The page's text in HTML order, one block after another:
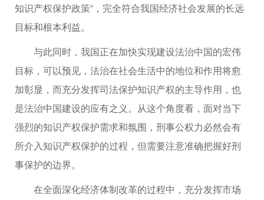
知识产权保护政策”，完全符合我国经济社会发展的长远
目标和根本利益。
与此同时，我国正在加快实现建设法治中国的宏伟
目标，可以预见，法治在社会生活中的地位和作用将愈
加彰显，而充分发挥司法保护知识产权的主导作用，也
是法治中国建设的应有之义。从这个角度看，面对当下
强烈的知识产权保护需求和氛围，刑事公权力必然会有
所介入知识产权保护的过程，但需要注意准确把握好刑
事保护的边界。
在全面深化经济体制改革的过程中，充分发挥市场